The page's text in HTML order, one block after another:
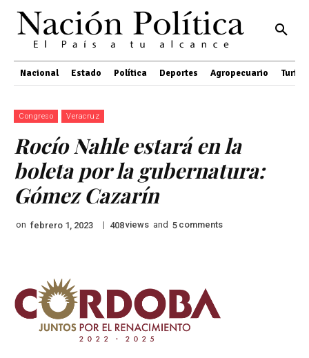
Nacional Estado Política Deportes Agropecuario
Congreso Veracruz
Rocío Nahle estará en la
boleta por la gubernatura:
Gómez Cazarín
on febrero 1, 2023 | 408views and 5 comments